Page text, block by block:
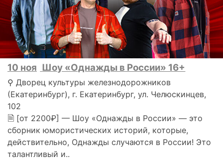
10 ноя Шоу «Однажды в России» 16+
⚲ Дворец культуры железнодорожников
(Екатеринбург), г. Екатеринбург, ул. Челюскинцев,
102
🗎 [от 2200₽] — Шоу «Однажды в России» — это
сборник юмористических историй, которые,
действительно, Однажды случаются в России! Это
талантливый и..